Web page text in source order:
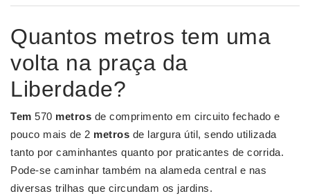
Quantos metros tem uma
volta na praça da
Liberdade?
Tem 570 metros de comprimento em circuito fechado e
pouco mais de 2 metros de largura útil, sendo utilizada
tanto por caminhantes quanto por praticantes de corrida.
Pode-se caminhar também na alameda central e nas
diversas trilhas que circundam os jardins.